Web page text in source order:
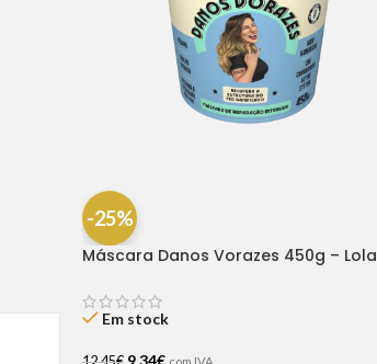
-25%
Máscara Danos Vorazes 450g – Lola
Em stock